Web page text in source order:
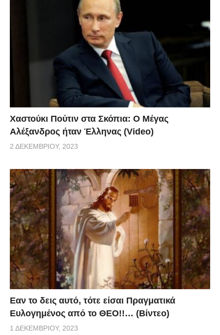
Χαστούκι Πούτιν στα Σκόπια: Ο Μέγας
Αλέξανδρος ήταν Έλληνας (Video)
2 ΔΕΚΕΜΒΡΊΟΥ, 2023
Eαν το δεις αυτό, τότε είσαι Πραγματικά
Ευλογημένος από το ΘΕΟ!!… (Βίντεο)
1 ΔΕΚΕΜΒΡΊΟΥ, 2023